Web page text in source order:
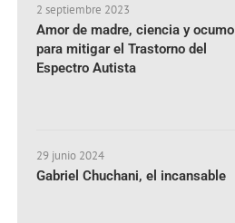
2 septiembre 2023
Amor de madre, ciencia y ocumo
para mitigar el Trastorno del
Espectro Autista
29 junio 2024
Gabriel Chuchani, el incansable